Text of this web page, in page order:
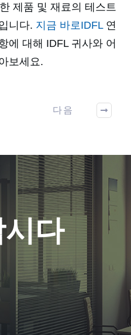
제품 및 재료의 테스트
니다. 지금 바로IDFL 연
에 대해 IDFL 귀사와 어
보세요.
다음
다